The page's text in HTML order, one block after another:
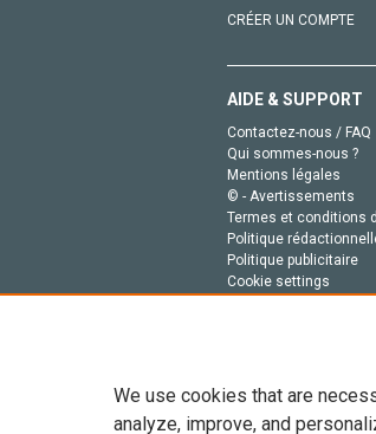
CRÉER UN COMPTE
AIDE & SUPPORT
Contactez-nous / FAQ
Qui sommes-nous ?
Mentions légales
© - Avertissements
Termes et conditions
Politique
Politique publicitaire
Cookie settings
We use cookies that are
analyze, improve, and